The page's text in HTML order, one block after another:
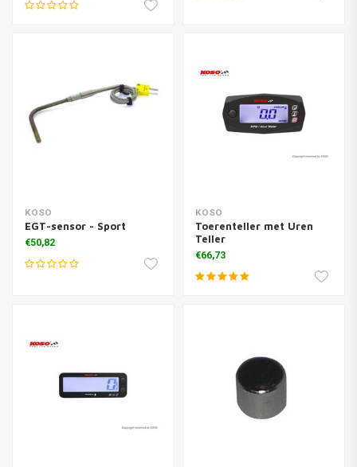
KOSO
EGT-sensor - Sport
€50,82
KOSO
Toerenteller met Uren
Teller
€66,73